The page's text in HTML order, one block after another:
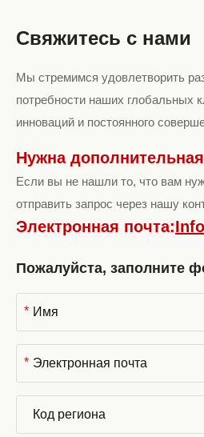
Свяжитесь с нами
Мы стремимся удовлетворить
потребности наших глобальных
инноваций и постоянного
Нужна
Если вы не нашли то, что вам
отправить запрос через нашу
Электронная почта:
Пожалуйста, заполните
*
*